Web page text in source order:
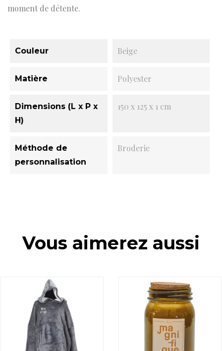
moment de détente.
Couleur Beige
Matière Polyester
Dimensions (L x P x
H)
150 x 125 x 1 cm
Méthode de
personnalisation
Broderie
Vous aimerez aussi